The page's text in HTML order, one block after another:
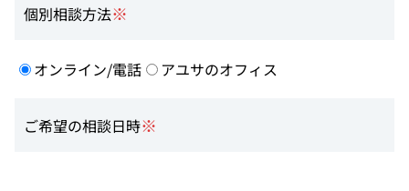
個別相談方法※
オンライン/電話 アユサのオフィス
ご希望の相談日時※